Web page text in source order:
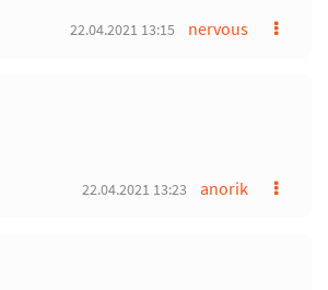
nervous
22.04.2021 13:15
anorik
22.04.2021 13:23